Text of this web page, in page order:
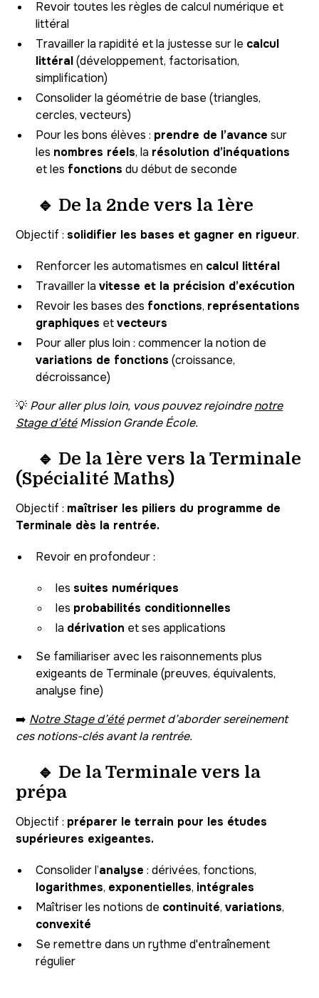
Revoir toutes les règles de calcul numérique et
littéral
Travailler la rapidité et la justesse sur le calcul
littéral(développement, factorisation,
simplification)
Consolider la géométrie de base (triangles,
cercles, vecteurs)
Pour les bons élèves : prendre de l’avance sur
les nombres réels, la résolution d’inéquations
et les fonctions du début de seconde
🔹 De la 2nde vers la 1ère
Objectif :solidifier les bases et gagner en rigueur.
Renforcer les automatismes en calcul littéral
Travailler lavitesse et la précision d’exécution
Revoir les bases des fonctions, représentations
graphiques etvecteurs
Pour aller plus loin : commencer la notion de
variations de fonctions (croissance,
décroissance)
💡 Pour aller plus loin, vous pouvez rejoindrenotre
Stage d’étéMission Grande École.
🔹 De la 1ère vers la Terminale
(Spécialité Maths)
Objectif : maîtriser les piliers du programme de
Terminale dès la rentrée.
Revoir en profondeur :
lessuites numériques
les probabilités conditionnelles
la dérivation et ses applications
Se familiariser avec les raisonnements plus
exigeants de Terminale (preuves, équivalents,
analyse fine)
➡️ Notre Stage d’étépermet d’aborder sereinement
ces notions-clés avant la rentrée.
🔹 De la Terminale vers la
prépa
Objectif : préparer le terrain pour les études
supérieures exigeantes.
Consolider l’analyse : dérivées, fonctions,
logarithmes, exponentielles, intégrales
Maîtriser les notions de continuité,variations,
convexité
Se remettre dans un rythme d'entraînement
régulier